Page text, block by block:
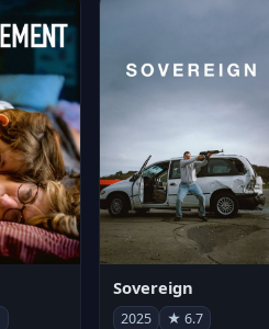
Sovereign
2025 ★ 6.7